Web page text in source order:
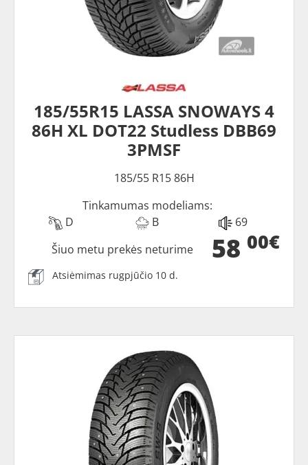
185/55R15 LASSA SNOWAYS 4
86H XL DOT22 Studless DBB69
3PMSF
185/55 R15 86H
Tinkamumas modeliams:
D
B 69
58 00€
Šiuo metu prekės neturime
Atsiėmimas rugpjūčio 10 d.